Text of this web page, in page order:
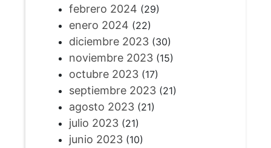
febrero 2024 (29)
enero 2024 (22)
diciembre 2023(30)
noviembre 2023(15)
octubre 2023(17)
septiembre 2023(21)
agosto 2023(21)
julio 2023(21)
junio 2023(10)